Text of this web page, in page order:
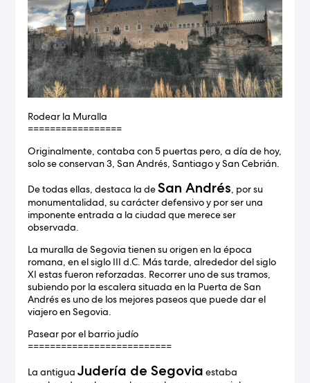
Rodear la Muralla
=================
Originalmente, contaba con 5 puertas pero, a día de hoy,
solo se conservan 3, San Andrés, Santiago y San Cebrián.
De todas ellas, destaca la deSan Andrés, por su
monumentalidad, su carácter defensivo y por ser una
imponente entrada a la ciudad que merece ser
observada.
La muralla de Segovia tienen su origen en la época
romana, en el siglo III d.C. Más tarde, alrededor del siglo
XI estas fueron reforzadas. Recorrer uno de sus tramos,
subiendo por la escalera situada en la Puerta de San
Andrés es uno de los mejores paseos que puede dar el
viajero en Segovia.
Pasear por el barrio judío
==========================
La antiguaJudería de Segovia estaba